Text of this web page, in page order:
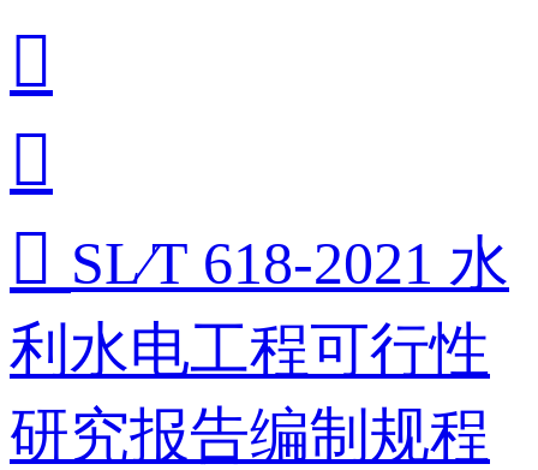


 SL∕T 618-2021 水
利水电工程可行性
研究报告编制规程